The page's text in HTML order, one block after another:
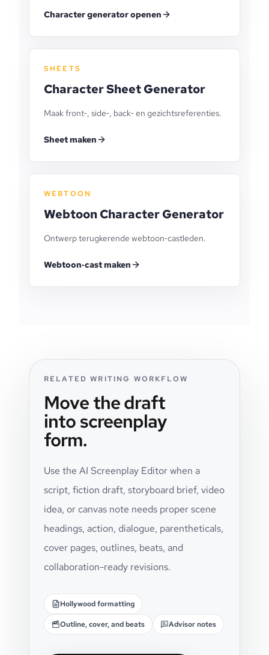
Character generator openen
SHEETS
Character Sheet Generator
Maak front‑, side‑, back‑ en gezichtsreferenties.
Sheet maken
WEBTOON
Webtoon Character Generator
Ontwerp terugkerende webtoon‑castleden.
Webtoon‑cast maken
RELATED WRITING WORKFLOW
Move the draft
into screenplay
form.
Use the AI Screenplay Editor when a
script, fiction draft, storyboard brief, video
idea, or canvas note needs proper scene
headings, action, dialogue, parentheticals,
cover pages, outlines, beats, and
collaboration-ready revisions.
Hollywood formatting
Outline, cover, and beats Advisor notes